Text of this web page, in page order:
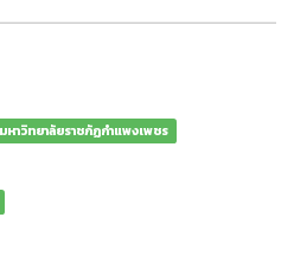
าวิทยาลัยราชภัฏกำแพงเพชร